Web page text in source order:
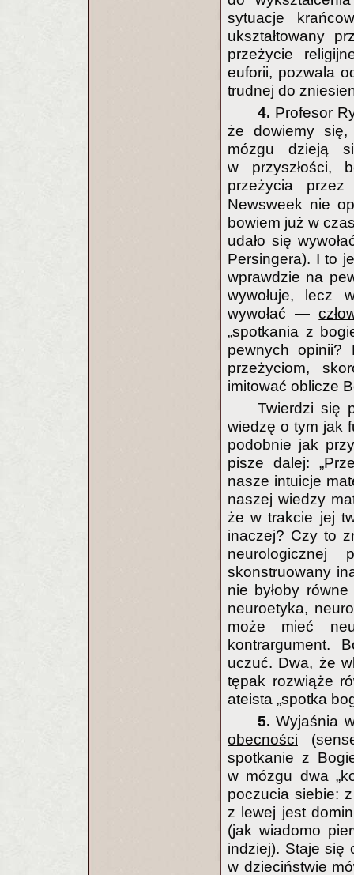
sytuacje
ukształtowany
przeżycie
euforii, pozwala
trudnej do
4. Profesor
że dowiemy
mózgu dzieją
w przyszłości,
przeżycia
Newsweek nie
bowiem już w
udało się
Persingera). I to
wprawdzie na
wywołuje, lecz
wywołać —
„spotkania z
pewnych opinii?
przeżyciom,
imitować oblicze
Twierdzi się
wiedzę o tym jak
podobnie jak
pisze dalej:
nasze intuicje
naszej wiedzy
że w trakcie jej
inaczej? Czy to
skonstruowany
nie byłoby
neuroetyka,
może mieć
kontrargument.
uczuć. Dwa, że
tępak rozwiąże
ateista „spotka
5.Wyjaśnia
obecności
spotkanie z
w mózgu dwa
poczucia siebie:
z lewej jest
(jak wiadomo
indziej). Staje się
w dzieciństwie